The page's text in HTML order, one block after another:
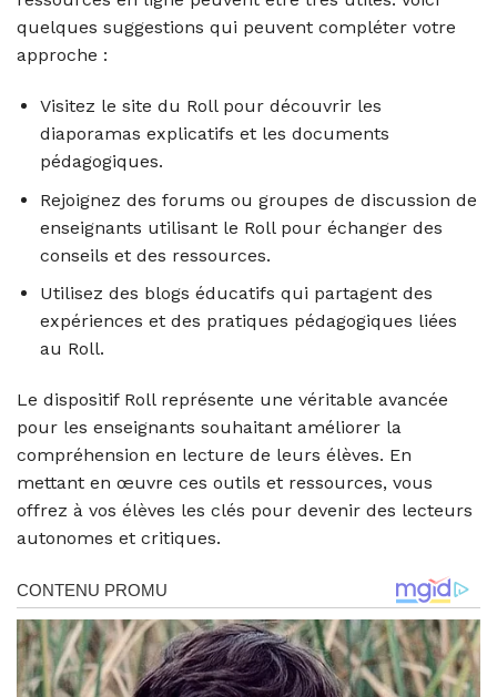
quelques suggestions qui peuvent compléter votre
approche :
Visitez le site du Roll pour découvrir les
diaporamas explicatifs et les documents
pédagogiques.
Rejoignez des forums ou groupes de discussion de
enseignants utilisant le Roll pour échanger des
conseils et des ressources.
Utilisez des blogs éducatifs qui partagent des
expériences et des pratiques pédagogiques liées
au Roll.
Le dispositif Roll représente une véritable avancée
pour les enseignants souhaitant améliorer la
compréhension en lecture de leurs élèves. En
mettant en œuvre ces outils et ressources, vous
offrez à vos élèves les clés pour devenir des lecteurs
autonomes et critiques.